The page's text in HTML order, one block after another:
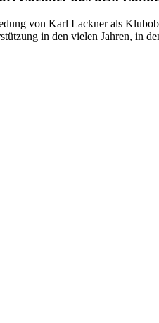
von Karl Lackner als
in den vielen Jahren, in